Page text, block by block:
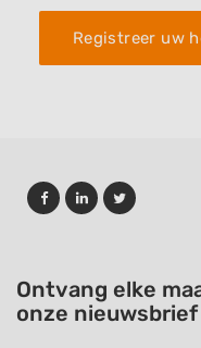
Registreer uw
Ontvang elke
onze nieuwsbrief